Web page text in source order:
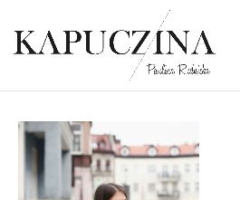
5 marca 2017
Written by